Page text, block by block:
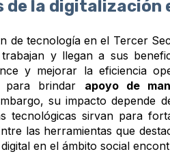
de la digitalización
de tecnología en el Tercer
trabajan y llegan a sus
y mejorar la eficiencia
para brindar apoyo de
su impacto depende
tecnológicas sirvan para
las herramientas que
en el ámbito social